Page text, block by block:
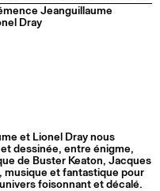
Jeanguillaume
Dray
et Lionel Dray nous
dessinée, entre énigme,
de Buster Keaton, Jacques
musique et fantastique pour
foisonnant et décalé.